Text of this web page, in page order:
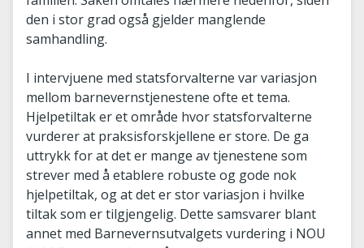
den i stor grad også gjelder manglende
samhandling.
I intervjuene med statsforvalterne var variasjon
mellom barnevernstjenestene ofte et tema.
Hjelpetiltak er et område hvor statsforvalterne
vurderer at praksisforskjellene er store. De ga
uttrykk for at det er mange av tjenestene som
strever med å etablere robuste og gode nok
hjelpetiltak, og at det er stor variasjon i hvilke
tiltak som er tilgjengelig. Dette samsvarer blant
annet med Barnevernsutvalgets vurdering i NOU